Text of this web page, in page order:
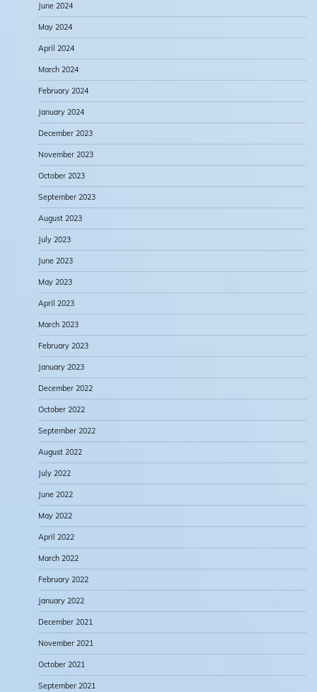
June 2024
May 2024
April 2024
March 2024
February 2024
January 2024
December 2023
November 2023
October 2023
September 2023
August 2023
July 2023
June 2023
May 2023
April 2023
March 2023
February 2023
January 2023
December 2022
October 2022
September 2022
August 2022
July 2022
June 2022
May 2022
April 2022
March 2022
February 2022
January 2022
December 2021
November 2021
October 2021
September 2021